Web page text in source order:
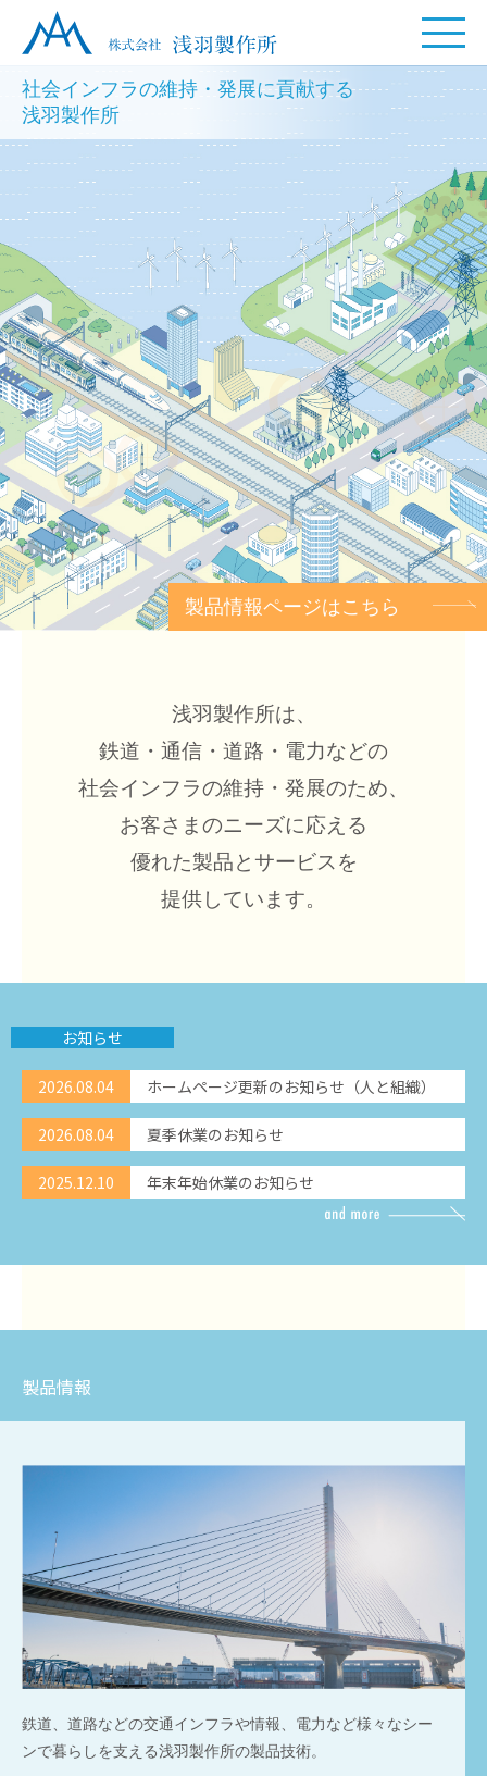
社会インフラの維持・発展に貢献する
浅羽製作所
製品情報ページはこちら
浅羽製作所は、
鉄道・通信・道路・電力などの
社会インフラの維持・発展のため、
お客さまのニーズに応える
優れた製品とサービスを
提供しています。
お知らせ
2026.08.04 ホームページ更新のお知らせ（人と組織）
2026.08.04 夏季休業のお知らせ
2025.12.10 年末年始休業のお知らせ
製品情報
鉄道、道路などの交通インフラや情報、電力など様々なシー
ンで暮らしを支える浅羽製作所の製品技術。